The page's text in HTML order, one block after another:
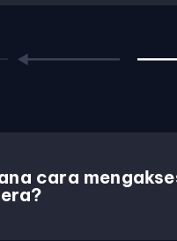
cara